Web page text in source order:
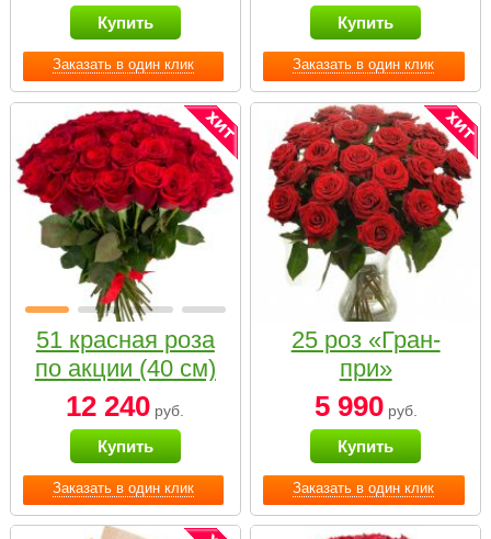
Заказать в один клик
Купить
Заказать в один клик
Купить
Заказать в один клик
51 красная роза
по акции (40 см)
12 240 руб.
Купить
Заказать в один клик
25 роз «Гран-
при»
5 990руб.
Купить